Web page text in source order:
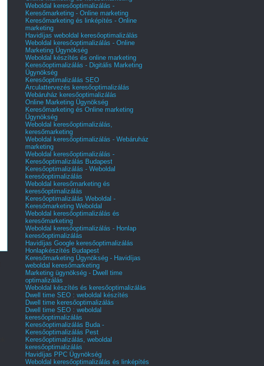
Weboldal keresőoptimalizálás -
Keresőmarketing - Online marketing
Keresőmarketing és linképítés - Online
marketing
Havidíjas weboldal keresőoptimalizálás
Weboldal keresőoptimalizálás - Online
Marketing Ügynökség
Weboldal készítés és online marketing
Keresőoptimalizálás - Digitális Marketing
Ügynökség
Keresőoptimalizálás SEO
Arculattervezés keresőoptimalizálás
Webáruház keresőoptimalizálás
Online Marketing Ügynökség
Keresőmarketing és Online marketing
Ügynökség
Weboldal keresőoptimalizálás,
keresőmarketing
Weboldal keresőoptimalizálás - Webáruház
marketing
Weboldal keresőoptimalizálás -
Keresőoptimalizálás Budapest
Keresőoptimalizálás - Weboldal
keresőoptimalizálás
Weboldal keresőmarketing és
keresőoptimalizálás
Keresőoptimalizálás Weboldal -
Keresőmarketing Weboldal
Weboldal keresőoptimalizálás és
keresőmarketing
Weboldal keresőoptimalizálás - Honlap
keresőoptimalizálás
Havidíjas Google keresőoptimalizálás
Honlapkészítés Budapest
Keresőmarketing Ügynökség - Havidíjas
weboldal keresőmarketing
Marketing ügynökség - Dwell time
optimalizálás
Weboldal készítés és keresőoptimalizálás
Dwell time SEO : weboldal készítés
Dwell time keresőoptimalizálás
Dwell time SEO : weboldal
keresőoptimalizálás
Keresőoptimalizálás Buda -
Keresőoptimalizálás Pest
Keresőoptimalizálás, weboldal
keresőoptimalizálás
Havidíjas PPC Ügynökség
Weboldal keresőoptimalizálás és linképítés